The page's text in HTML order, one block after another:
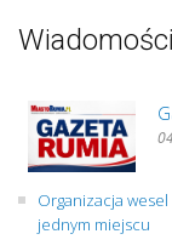
Organizacja
jednym miejscu